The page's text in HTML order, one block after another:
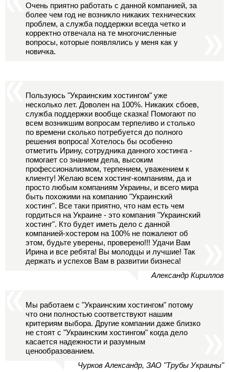
Очень приятно работать с данной компанией, за
более чем год не возникло никаких технических
проблем, а служба поддержки всегда четко и
корректно отвечала на те многочисленные
вопросы, которые появлялись у меня как у
новичка.
Пользуюсь "Украинским хостингом" уже
несколько лет. Доволен на 100%. Никаких сбоев,
служба поддержки вообще сказка! Помогают по
всем возникшим вопросам терпеливо и столько
по времени сколько потребуется до полного
решения вопроса! Хотелось бы особенно
отметить Ирину, сотрудника данного хостинга -
помогает со знанием дела, высоким
профессионализмом, терпением, уважением к
клиенту! Желаю всем хостинг-компаниям, да и
просто любым компаниям Украины, и всего мира
быть похожими на компанию "Украинский
хостинг". Все таки приятно, что нам есть чем
гордиться на Украине - это компания "Украинский
хостинг". Кто будет иметь дело с данной
компанией-хостером на 100% не пожалеют об
этом, будьте уверены, проверено!!! Удачи Вам
Ирина и все ребята! Вы молодцы и лучшие! Так
держать и успехов Вам в развитии бизнеса!
Александр Кириллов
Мы работаем с "Украинским хостингом" потому
что они полностью соответствуют нашим
критериям выбора. Другие компании даже близко
не стоят с "Украинским хостингом" когда дело
касается надежности и разумным
ценообразованием.
Чурков Александр, ЗАО "Трубы Украины"